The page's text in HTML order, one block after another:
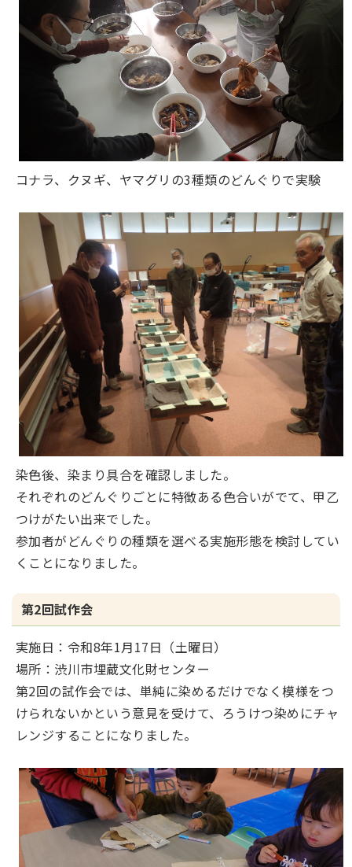
コナラ、クヌギ、ヤマグリの3種類のどんぐりで実験
染色後、染まり具合を確認しました。
それぞれのどんぐりごとに特徴ある色合いがでて、甲乙
つけがたい出来でした。
参加者がどんぐりの種類を選べる実施形態を検討してい
くことになりました。
第2回試作会
実施日：令和8年1月17日（土曜日）
場所：渋川市埋蔵文化財センター
第2回の試作会では、単純に染めるだけでなく模様をつ
けられないかという意見を受けて、ろうけつ染めにチャ
レンジすることになりました。